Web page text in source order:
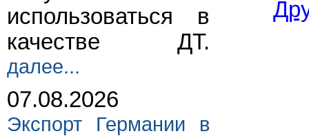
использоваться в
качестве ДТ.
далее...
07.08.2026
Экспорт Германии в